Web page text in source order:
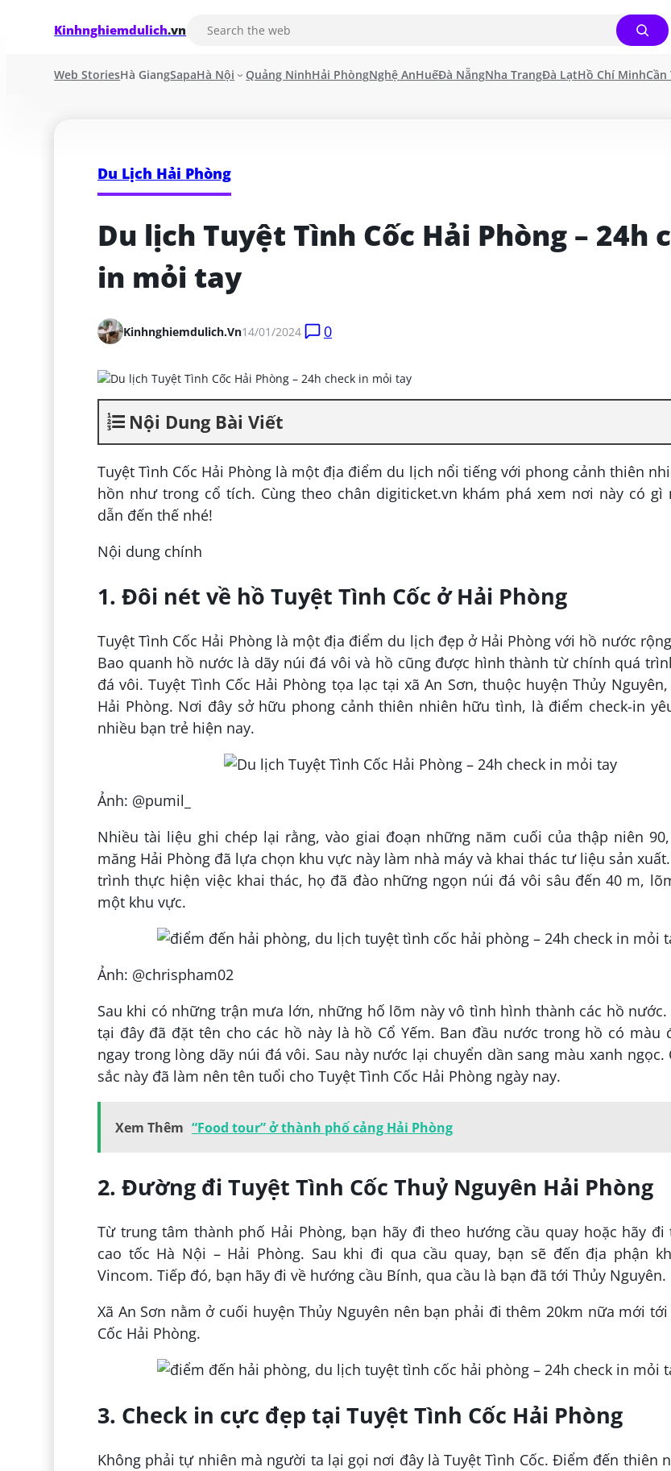
Kinhnghiemdulich.vn
Web StoriesHà GiangSapaHà Nội Quảng NinhHải PhòngNghệ AnHuếĐà NẵngNha TrangĐà LạtHồ Chí MinhCần
Du Lịch Hải Phòng
Du lịch Tuyệt Tình Cốc Hải Phòng – 24h
in mỏi tay
Kinhnghiemdulich.vn14/01/2024 0
Nội Dung Bài Viết
Tuyệt Tình Cốc Hải Phòng là một địa điểm du lịch nổi tiếng với phong cảnh thiên
hồn như trong cổ tích. Cùng theo chân digiticket.vn khám phá xem nơi này có gì
dẫn đến thế nhé!
Nội dung chính
1. Đôi nét về hồ Tuyệt Tình Cốc ở Hải Phòng
Tuyệt Tình Cốc Hải Phòng là một địa điểm du lịch đẹp ở Hải Phòng với hồ nước
Bao quanh hồ nước là dãy núi đá vôi và hồ cũng được hình thành từ chính quá
đá vôi. Tuyệt Tình Cốc Hải Phòng tọa lạc tại xã An Sơn, thuộc huyện Thủy
Hải Phòng. Nơi đây sở hữu phong cảnh thiên nhiên hữu tình, là điểm check-in
nhiều bạn trẻ hiện nay.
Ảnh: @pumil_
Nhiều tài liệu ghi chép lại rằng, vào giai đoạn những năm cuối của thập niên
măng Hải Phòng đã lựa chọn khu vực này làm nhà máy và khai thác tư liệu sản
trình thực hiện việc khai thác, họ đã đào những ngọn núi đá vôi sâu đến 40 m,
một khu vực.
Ảnh: @chrispham02
Sau khi có những trận mưa lớn, những hố lõm này vô tình hình thành các hồ
tại đây đã đặt tên cho các hồ này là hồ Cổ Yếm. Ban đầu nước trong hồ có màu
ngay trong lòng dãy núi đá vôi. Sau này nước lại chuyển dần sang màu xanh ngọc.
sắc này đã làm nên tên tuổi cho Tuyệt Tình Cốc Hải Phòng ngày nay.
Xem Thêm “Food tour” ở thành phố cảng Hải Phòng
2. Đường đi Tuyệt Tình Cốc Thuỷ Nguyên Hải Phòng
Từ trung tâm thành phố Hải Phòng, bạn hãy đi theo hướng cầu quay hoặc hãy đi
cao tốc Hà Nội – Hải Phòng. Sau khi đi qua cầu quay, bạn sẽ đến địa phận
Vincom. Tiếp đó, bạn hãy đi về hướng cầu Bính, qua cầu là bạn đã tới Thủy Nguyên.
Xã An Sơn nằm ở cuối huyện Thủy Nguyên nên bạn phải đi thêm 20km nữa mới tới
Cốc Hải Phòng.
3. Check in cực đẹp tại Tuyệt Tình Cốc Hải Phòng
Không phải tự nhiên mà người ta lại gọi nơi đây là Tuyệt Tình Cốc. Điểm đến thiên